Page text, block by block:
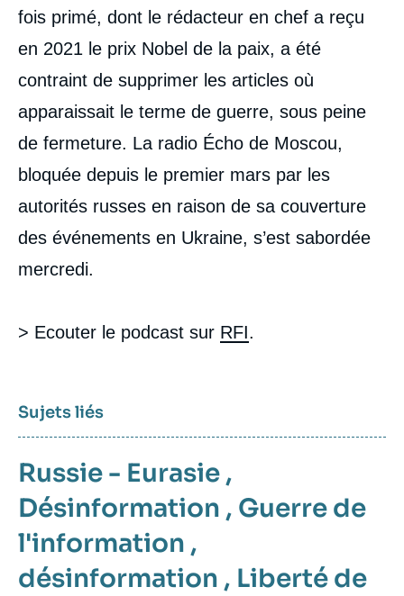
médiatique
fois primé, dont le rédacteur en chef a reçu
en 2021 le prix Nobel de la paix, a été
contraint de supprimer les articles où
apparaissait le terme de guerre, sous peine
de fermeture. La radio Écho de Moscou,
bloquée depuis le premier mars par les
autorités russes en raison de sa couverture
des événements en Ukraine, s’est sabordée
mercredi.
> Ecouter le podcast sur RFI.
Sujets liés
Russie - Eurasie ,
Désinformation , Guerre de
l'information ,
désinformation , Liberté de